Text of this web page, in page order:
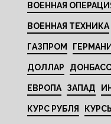
ВОЕННАЯ
ВОЕННАЯ ТЕХНИКА
ГАЗПРОМ
ДОЛЛАР ДОНБАСС
ЕВРОПА ЗАПАД
КУРС РУБЛЯ